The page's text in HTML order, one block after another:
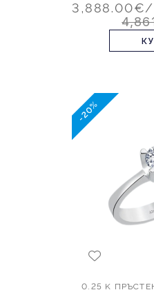
3,888.00€/
-20%
0.25 K